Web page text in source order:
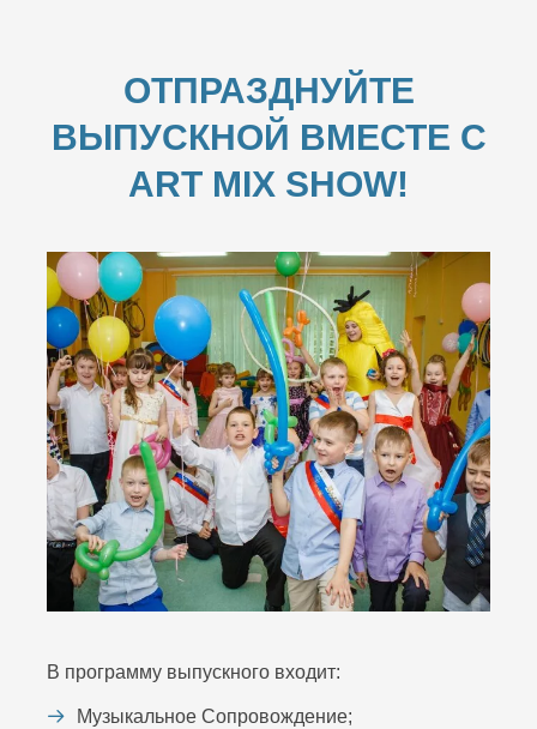
ОТПРАЗДНУЙТЕ
ВЫПУСКНОЙ ВМЕСТЕ С
ART MIX SHOW!
В программу выпускного входит:
Музыкальное Сопровождение;